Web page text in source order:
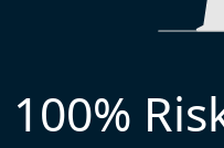
100%